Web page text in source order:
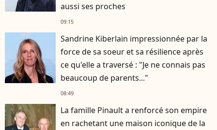
aussi ses proches
09:15
Sandrine Kiberlain impressionnée par la
force de sa soeur et sa résilience après
ce qu'elle a traversé : "Je ne connais pas
beaucoup de parents..."
08:49
La famille Pinault a renforcé son empire
en rachetant une maison iconique de la